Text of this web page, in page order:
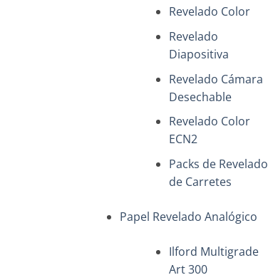
Revelado Color
Revelado
Diapositiva
Revelado Cámara
Desechable
Revelado Color
ECN2
Packs de Revelado
de Carretes
Papel Revelado Analógico
Ilford Multigrade
Art 300